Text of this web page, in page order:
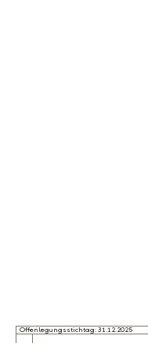
Offenlegungsstichtag: 31.12.2025